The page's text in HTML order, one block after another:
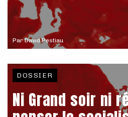
ParDavid Pestiau
DOSSIER
Ni Grand soir ni